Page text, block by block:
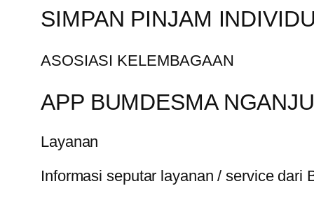
SIMPAN PINJAM INDIVIDU
ASOSIASI KELEMBAGAAN
APP BUMDESMA
Layanan
Informasi seputar layanan / service dari